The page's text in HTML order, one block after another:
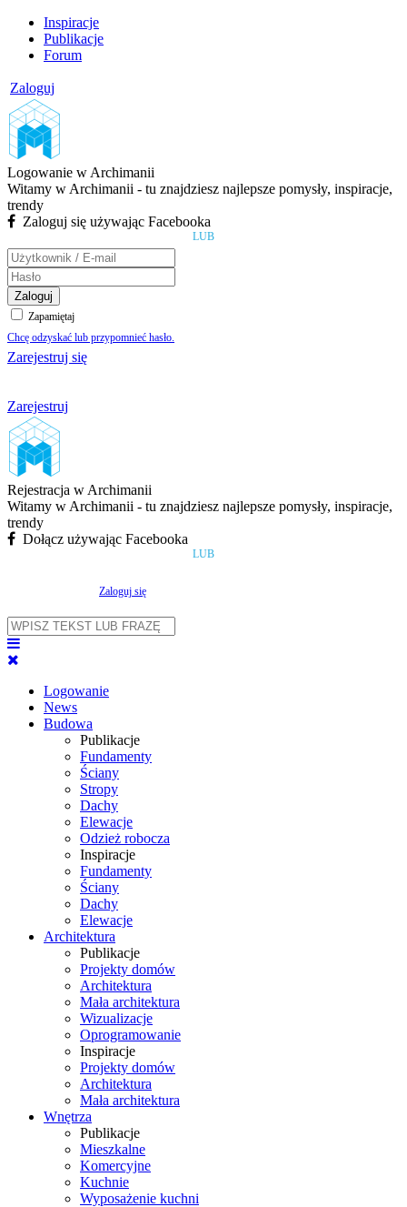
Inspiracje
Publikacje
Forum
Zaloguj
Logowanie w Archimanii
Witamy w Archimanii - tu znajdziesz najlepsze pomysły, inspiracje,
trendy
Zaloguj się używając Facebooka
LUB
Zaloguj
Zapamiętaj
Chcę odzyskać lub przypomnieć hasło.
Zarejestruj się
Zarejestruj
Rejestracja w Archimanii
Witamy w Archimanii - tu znajdziesz najlepsze pomysły, inspiracje,
trendy
Dołącz używając Facebooka
LUB
Zaloguj się
Logowanie
News
Budowa
Publikacje
Fundamenty
Ściany
Stropy
Dachy
Elewacje
Odzież robocza
Inspiracje
Fundamenty
Ściany
Dachy
Elewacje
Architektura
Publikacje
Projekty domów
Architektura
Mała architektura
Wizualizacje
Oprogramowanie
Inspiracje
Projekty domów
Architektura
Mała architektura
Wnętrza
Publikacje
Mieszkalne
Komercyjne
Kuchnie
Wyposażenie kuchni